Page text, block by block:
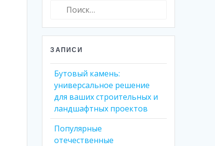
Найти:
ЗАПИСИ
Бутовый камень:
универсальное решение
для ваших строительных и
ландшафтных проектов
Популярные
отечественные